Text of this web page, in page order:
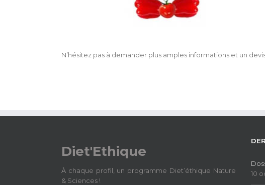
N’hésitez pas à demander plus amples informations et un
Diet'Ethique
À chaque profil, un programme Diet’éthique Nature
& Sciences !
10